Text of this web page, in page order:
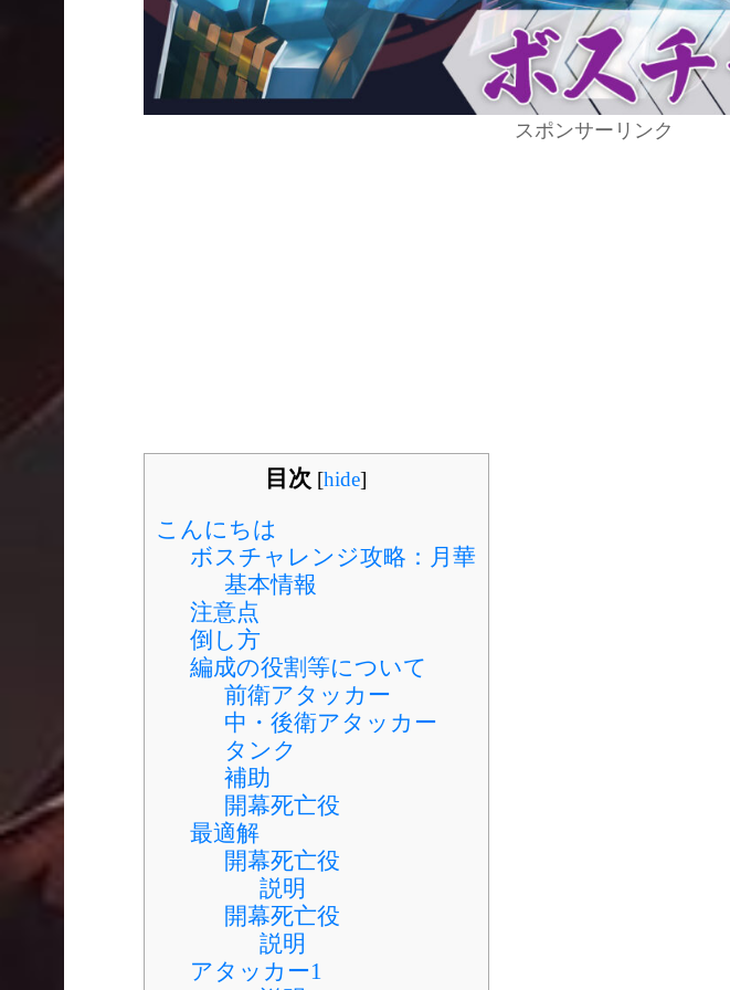
スポンサーリンク
目次 [hide]
こんにちは
ボスチャレンジ攻略：月華
基本情報
注意点
倒し方
編成の役割等について
前衛アタッカー
中・後衛アタッカー
タンク
補助
開幕死亡役
最適解
開幕死亡役
説明
開幕死亡役
説明
アタッカー1